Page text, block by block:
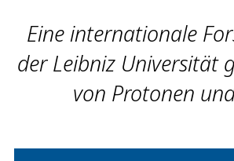
Eine internationale
der Leibniz Universität
von Protonen